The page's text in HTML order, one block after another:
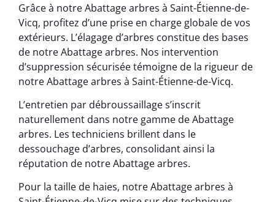
Grâce à notre Abattage arbres à Saint-Étienne-de-
Vicq, profitez d’une prise en charge globale de vos
extérieurs. L’élagage d’arbres constitue des bases
de notre Abattage arbres. Nos intervention
d’suppression sécurisée témoigne de la rigueur de
notre Abattage arbres à Saint-Étienne-de-Vicq.
L’entretien par débroussaillage s’inscrit
naturellement dans notre gamme de Abattage
arbres. Les techniciens brillent dans le
dessouchage d’arbres, consolidant ainsi la
réputation de notre Abattage arbres.
Pour la taille de haies, notre Abattage arbres à